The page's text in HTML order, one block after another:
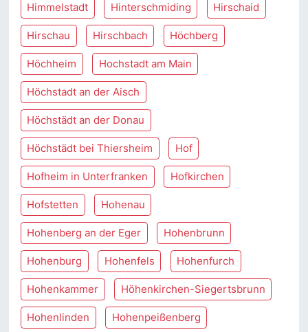
Himmelstadt Hinterschmiding Hirschaid
Hirschau Hirschbach Höchberg
Höchheim Hochstadt am Main
Höchstadt an der Aisch
Höchstädt an der Donau
Höchstädt bei Thiersheim Hof
Hofheim in Unterfranken Hofkirchen
Hofstetten Hohenau
Hohenberg an der Eger Hohenbrunn
Hohenburg Hohenfels Hohenfurch
Hohenkammer Höhenkirchen-Siegertsbrunn
Hohenlinden Hohenpeißenberg